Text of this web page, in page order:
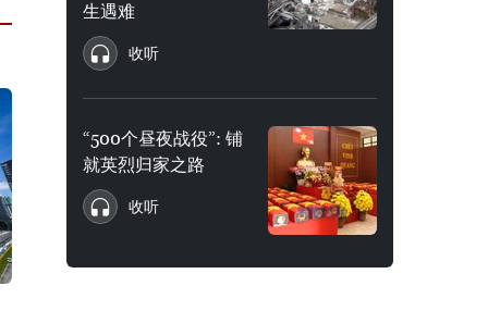
生遇难
收听
“500个昼夜战役”: 铺
就英烈归家之路
收听